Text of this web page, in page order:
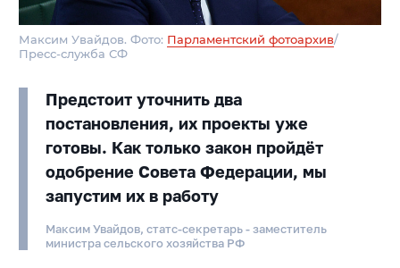
Максим Увайдов. Фото: Парламентский фотоархив/
Пресс-служба СФ
Предстоит уточнить два
постановления, их проекты уже
готовы. Как только закон пройдёт
одобрение Совета Федерации, мы
запустим их в работу
Максим Увайдов, статс-секретарь - заместитель
министра сельского хозяйства РФ